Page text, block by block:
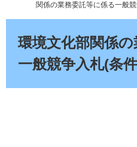
て
関係の業務委託等に係る一般
環境文化部関係
一般競争入札(条